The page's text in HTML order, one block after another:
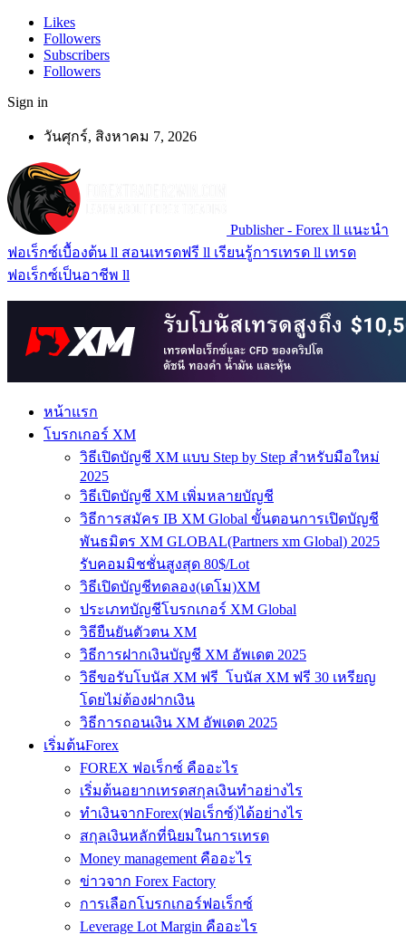
Likes
Followers
Subscribers
Followers
Sign in
วันศุกร์, สิงหาคม 7, 2026
Publisher - Forex ll แนะนำ
ฟอเร็กซ์เบื้องต้น ll สอนเทรดฟรี ll เรียนรู้การเทรด ll เทรด
ฟอเร็กซ์เป็นอาชีพ ll
หน้าแรก
โบรกเกอร์ XM
วิธีเปิดบัญชี XM แบบ Step by Step สำหรับมือใหม่
2025
วิธีเปิดบัญชี XM เพิ่มหลายบัญชี
วิธีการสมัคร IB XM Global ขั้นตอนการเปิดบัญชี
พันธมิตร XM GLOBAL(Partners xm Global) 2025
รับคอมมิชชั่นสูงสุด 80$/Lot
วิธีเปิดบัญชีทดลอง(เดโม)XM
ประเภทบัญชีโบรกเกอร์ XM Global
วิธียืนยันตัวตน XM
วิธีการฝากเงินบัญชี XM อัพเดต 2025
วิธีขอรับโบนัส XM ฟรี โบนัส XM ฟรี 30 เหรียญ
โดยไม่ต้องฝากเงิน
วิธีการถอนเงิน XM อัพเดต 2025
เริ่มต้นForex
FOREX ฟอเร็กซ์ คืออะไร
เริ่มต้นอยากเทรดสกุลเงินทำอย่างไร
ทำเงินจากForex(ฟอเร็กซ์)ได้อย่างไร
สกุลเงินหลักที่นิยมในการเทรด
Money management คืออะไร
ข่าวจาก Forex Factory
การเลือกโบรกเกอร์ฟอเร็กซ์
Leverage Lot Margin คืออะไร